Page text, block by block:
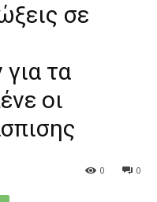
σε
τα
οι
0
0